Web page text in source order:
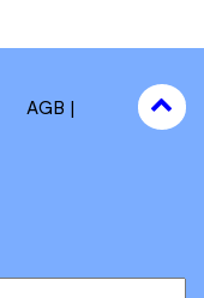
AGB
to
top